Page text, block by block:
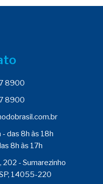
8900
8900
- das 8h às 18h
8h às 17h
202 - Sumarezinho
14055-220